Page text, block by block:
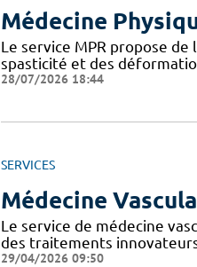
Médecine
Le service MPR propose
spasticité et des
28/07/2026 18:44
SERVICES
Médecine
Le service de médecine
des traitements
29/04/2026 09:50